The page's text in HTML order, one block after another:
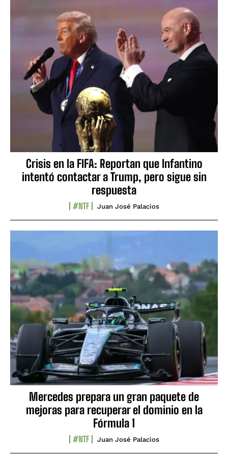
Crisis en la FIFA: Reportan que Infantino
intentó contactar a Trump, pero sigue sin
respuesta
#NTF Juan José Palacios
Mercedes prepara un gran paquete de
mejoras para recuperar el dominio en la
Fórmula 1
#NTF Juan José Palacios